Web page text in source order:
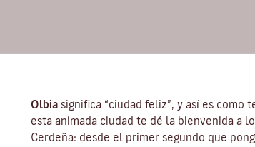
Olbia significa “ciudad feliz”, y así es como
esta animada ciudad te dé la bienvenida a
Cerdeña: desde el primer segundo que